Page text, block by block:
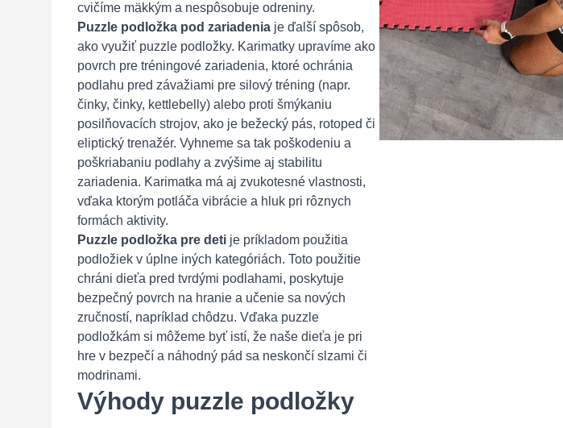
cvičíme mäkkým a nespôsobuje odreniny.
Puzzle podložka pod zariadenia je ďalší spôsob,
ako využiť puzzle podložky. Karimatky upravíme ako
povrch pre tréningové zariadenia, ktoré ochránia
podlahu pred závažiami pre silový tréning (napr.
činky, činky, kettlebelly) alebo proti šmýkaniu
posilňovacích strojov, ako je bežecký pás, rotoped či
eliptický trenažér. Vyhneme sa tak poškodeniu a
poškriabaniu podlahy a zvýšime aj stabilitu
zariadenia. Karimatka má aj zvukotesné vlastnosti,
vďaka ktorým potláča vibrácie a hluk pri rôznych
formách aktivity.
Puzzle podložka pre deti je príkladom použitia
podložiek v úplne iných kategóriách. Toto použitie
chráni dieťa pred tvrdými podlahami, poskytuje
bezpečný povrch na hranie a učenie sa nových
zručností, napríklad chôdzu. Vďaka puzzle
podložkám si môžeme byť istí, že naše dieťa je pri
hre v bezpečí a náhodný pád sa neskončí slzami či
modrinami.
Výhody puzzle podložky